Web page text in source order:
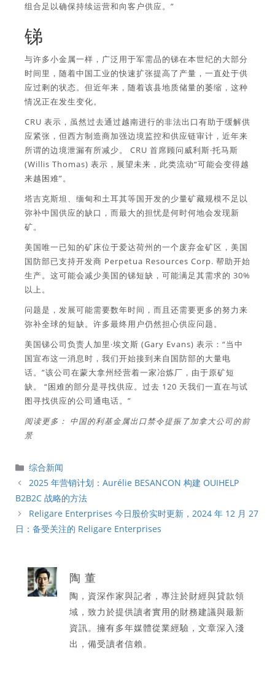
组合足以确保持续运营和向客户供应。”
锑
与许多小金属一样，广泛用于军需品的锑在本世纪的大部分
时间里，随着中国工业的快速扩张提高了产量，一直处于供
应过剩的状态。但近年来，随着该县地质储量的萎缩，这种
情况正在发生变化。
CRU 表示，虽然过去通过越南进行的非法出口有助于缓解供
应紧张，但西方制造商加强边境监控和供应链审计，近年来
所谓的边境泄漏有所减少。 CRU 首席顾问威利斯·托马斯
(Willis Thomas) 表示，展望未来，此类流动“可能会变得越
来越困难”。
塔吉克斯坦、缅甸和土耳其等国开发的少量矿藏规模不足以
弥补中国供应的缺口，而最大的担忧是何时何地会发现新
矿。
美国唯一已知的矿床位于爱达荷州的一个废弃金矿区，美国
国防部已支持开发商 Perpetua Resources Corp. 帮助开始
生产。这可能会减少美国的锑短缺，可能满足其需求的 30%
以上。
问题是，发展可能需要数年时间，而且还需要更多的努力来
弥补全球的短缺。许多最终用户仍然担心供应问题。
美国锑公司负责人加里·埃文斯 (Gary Evans) 表示：“当中
国宣布这一消息时，我们开始接到来自国防部的大量电
话。”该公司在蒙大拿州经营着一家冶炼厂，由于原矿短
缺。 “困难的部分是寻找供应。过去 120 天我们一直在与试
图寻找供应的公司通电话。”
阅读更多： 中国的利基金属出口禁令提振了加拿大公司的前
景
分
類
综合新闻
2025 年营销计划：Aurélie BESANCON 构建 OUIHELP
B2B2C 战略的方法
Religare Enterprises 今日股价实时更新，2024 年 12 月 27
日：备受关注的 Religare Enterprises
陶 董
陶，資深作家與記者，專注於財經與貸款領
域，致力於提供讀者實用的財務建議與最新
資訊。擁有多年媒體從業經驗，文章深入淺
出，備受讀者信賴。